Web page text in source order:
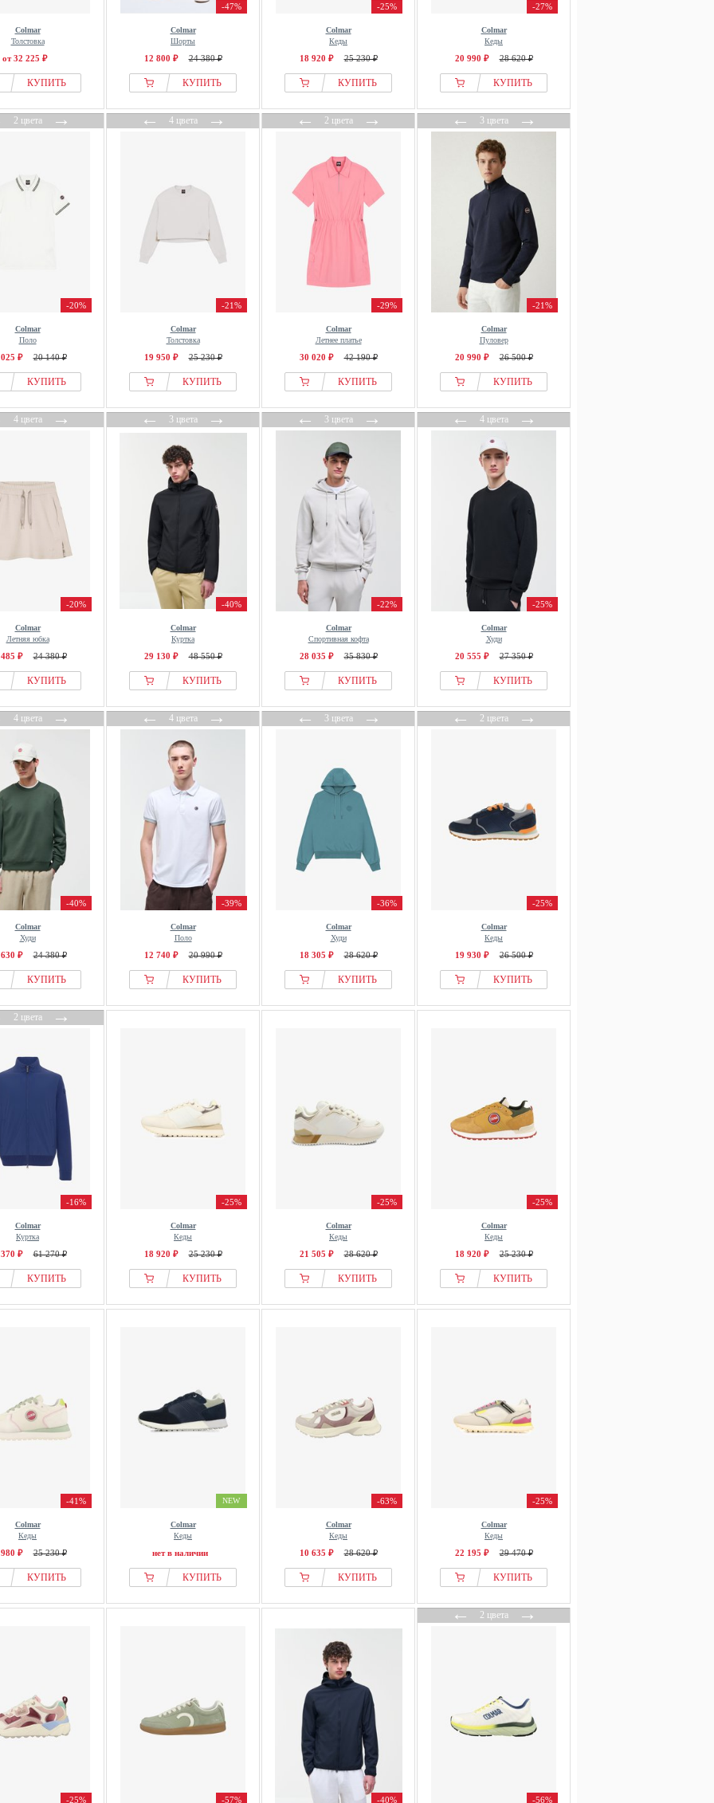
Colmar
Толстовка
от 32 225 ₽
КУПИТЬ
-47%
Colmar
Шорты
12 800 ₽ 24 380 ₽
КУПИТЬ
-25%
Colmar
Кеды
18 920 ₽ 25 230 ₽
КУПИТЬ
-27%
Colmar
Кеды
20 990 ₽ 28 620 ₽
КУПИТЬ
2 цвета→
-20%
Colmar
Поло
₽ 20 140 ₽
КУПИТЬ
←4 цвета→
-21%
Colmar
Толстовка
19 950 ₽ 25 230 ₽
КУПИТЬ
←2 цвета→
-29%
Colmar
Летнее платье
30 020 ₽ 42 190 ₽
КУПИТЬ
←3 цвета→
-21%
Colmar
Пуловер
20 990 ₽ 26 500 ₽
КУПИТЬ
4 цвета→
-20%
Colmar
Летняя юбка
₽ 24 380 ₽
КУПИТЬ
←3 цвета→
-40%
Colmar
Куртка
29 130 ₽ 48 550 ₽
КУПИТЬ
←3 цвета→
-22%
Colmar
Спортивная кофта
28 035 ₽ 35 830 ₽
КУПИТЬ
←4 цвета→
-25%
Colmar
Худи
20 555 ₽ 27 350 ₽
КУПИТЬ
4 цвета→
-40%
Colmar
Худи
₽ 24 380 ₽
КУПИТЬ
←4 цвета→
-39%
Colmar
Поло
12 740 ₽ 20 990 ₽
КУПИТЬ
←3 цвета→
-36%
Colmar
Худи
18 305 ₽ 28 620 ₽
КУПИТЬ
←2 цвета→
-25%
Colmar
Кеды
19 930 ₽ 26 500 ₽
КУПИТЬ
2 цвета→
-16%
Colmar
Куртка
₽ 61 270 ₽
КУПИТЬ
-25%
Colmar
Кеды
18 920 ₽ 25 230 ₽
КУПИТЬ
-25%
Colmar
Кеды
21 505 ₽ 28 620 ₽
КУПИТЬ
-25%
Colmar
Кеды
18 920 ₽ 25 230 ₽
КУПИТЬ
-41%
Colmar
Кеды
₽ 25 230 ₽
КУПИТЬ
NEW
Colmar
Кеды
нет в наличии
КУПИТЬ
-63%
Colmar
Кеды
10 635 ₽ 28 620 ₽
КУПИТЬ
-25%
Colmar
Кеды
22 195 ₽ 29 470 ₽
КУПИТЬ
-25% -57% -40%
←2 цвета→
-56%